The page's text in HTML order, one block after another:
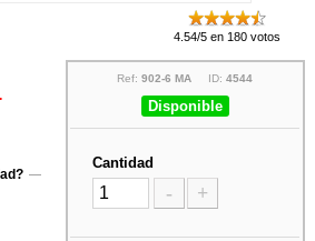
4.54/5 en 180 votos
Ref:902-6 MA ID:4544
Disponible
Cantidad
- +